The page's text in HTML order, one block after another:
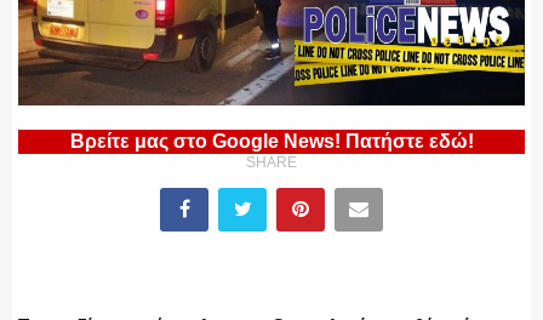
ΕΚΑΜ
Βρείτε μας στο Google News! Πατήστε εδώ!
SHARE